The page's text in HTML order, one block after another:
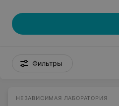
Фильтры
НЕЗАВИСИМАЯ ЛАБОРАТОРИЯ